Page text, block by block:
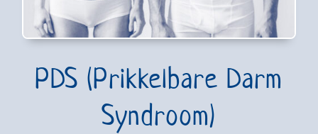
PDS (Prikkelbare Darm
Syndroom)